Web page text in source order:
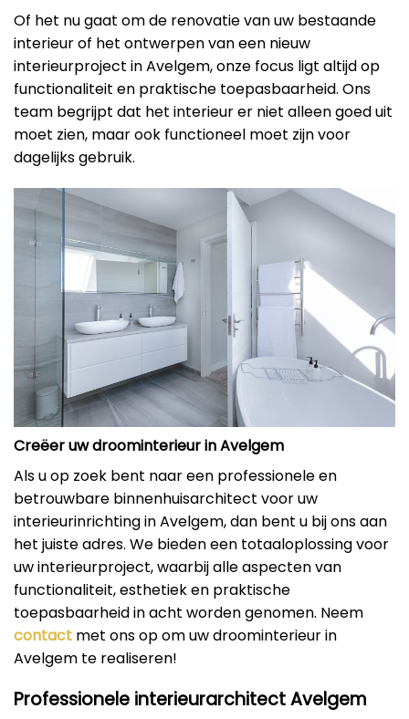
Of het nu gaat om de renovatie van uw bestaande
interieur of het ontwerpen van een nieuw
interieurproject in Avelgem, onze focus ligt altijd op
functionaliteit en praktische toepasbaarheid. Ons
team begrijpt dat het interieur er niet alleen goed uit
moet zien, maar ook functioneel moet zijn voor
dagelijks gebruik.
Creëer uw droominterieur in Avelgem
Als u op zoek bent naar een professionele en
betrouwbare binnenhuisarchitect voor uw
interieurinrichting in Avelgem, dan bent u bij ons aan
het juiste adres. We bieden een totaaloplossing voor
uw interieurproject, waarbij alle aspecten van
functionaliteit, esthetiek en praktische
toepasbaarheid in acht worden genomen. Neem
contact met ons op om uw droominterieur in
Avelgem te realiseren!
Professionele interieurarchitect Avelgem